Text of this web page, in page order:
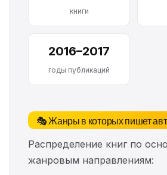
книги
2016–2017
годы публикаций
🎭 Жанры в которых пишет
Распределение книг по
жанровым направлениям: